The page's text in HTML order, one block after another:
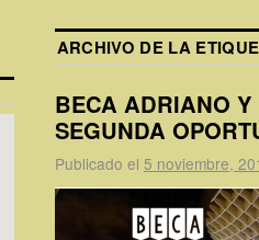
ARCHIVO DE LA
BECA ADRIANO
SEGUNDA
Publicado el 5 noviembre,